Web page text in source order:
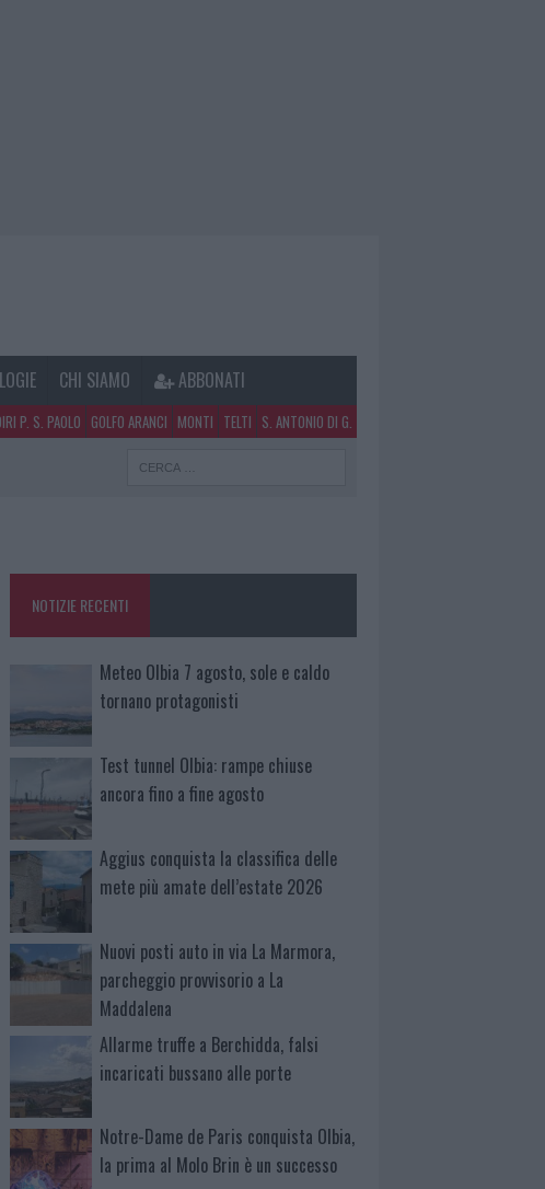
CHI SIAMO ABBONATI
P. S. PAOLO GOLFO ARANCI MONTI TELTI S. ANTONIO DI G.
NOTIZIE RECENTI
Meteo Olbia 7 agosto, sole e caldo
tornano protagonisti
Test tunnel Olbia: rampe chiuse
ancora fino a fine agosto
Aggius conquista la classifica delle
mete più amate dell’estate 2026
Nuovi posti auto in via La Marmora,
parcheggio provvisorio a La
Maddalena
Allarme truffe a Berchidda, falsi
incaricati bussano alle porte
Notre-Dame de Paris conquista Olbia,
la prima al Molo Brin è un successo